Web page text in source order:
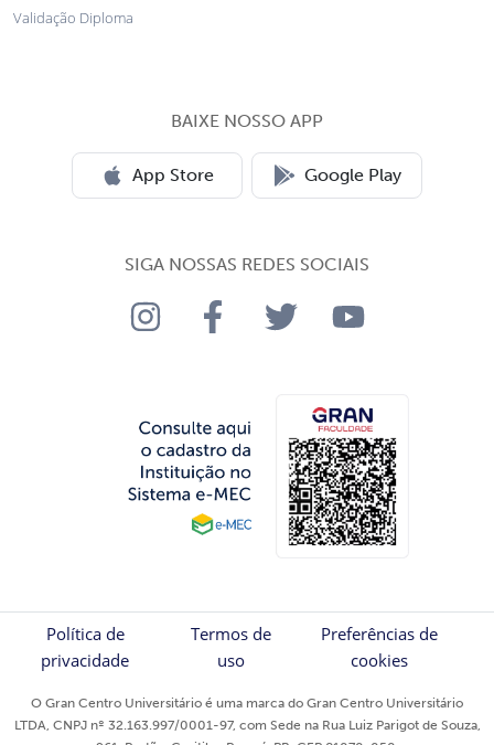
Validação Diploma
BAIXE NOSSO APP
App Store Google Play
SIGA NOSSAS REDES SOCIAIS
Política de
privacidade
Termos de
uso
Preferências de
cookies
O Gran Centro Universitário é uma marca do Gran Centro Universitário
LTDA, CNPJ nº 32.163.997/0001-97, com Sede na Rua Luiz Parigot de Souza,